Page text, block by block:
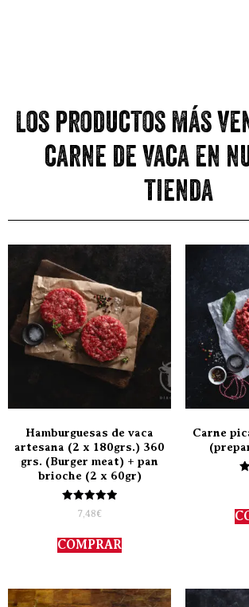
Los productos más
carne de vaca en
tienda
Hamburguesas de vaca
artesana (2 x 180grs.) 360
grs. (Burger meat) + pan
brioche (2 x 60gr)
Valorado
con
de 5
7,48€
COMPRAR
Carne